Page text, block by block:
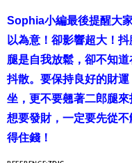
Sophia小編最後提醒大
以為意！卻影響超大！
腿是自我放鬆，卻不知
抖散。要保持良好的財
坐，更不要翹著二郎腿
想要發財，一定要先從
得住錢！